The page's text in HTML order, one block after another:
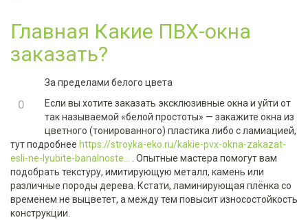
Главная Какие ПВХ-окна
заказать?
0
За пределами белого цвета
Если вы хотите заказать эксклюзивные окна и уйти от
так называемой «белой простоты» — закажите окна из
цветного (тонированного) пластика либо с ламиацией,
тут подробнее https://stroyka-eko.ru/kakie-pvx-okna-zakazat-
esli-ne-lyubite-banalnoste...
. Опытные мастера помогут вам
подобрать текстуру, имитирующую металл, камень или
различные породы дерева. Кстати, ламинирующая плёнка со
временем не выцветет, а между тем повысит износостойкость
конструкции.